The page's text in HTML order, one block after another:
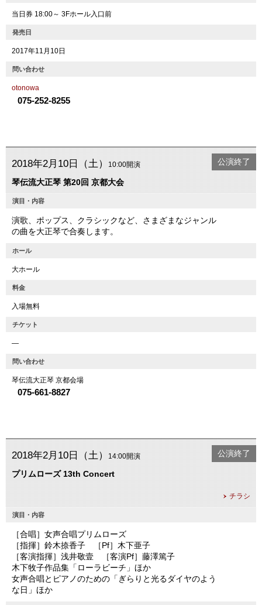
当日券 18:00～ 3Fホール入口前
発売日
2017年11月10日
問い合わせ
otonowa
075-252-8255
2018年2月10日（土）10:00開演
琴伝流大正琴 第20回 京都大会
公演終了
演目・内容
演歌、ポップス、クラシックなど、さまざまなジャンル
の曲を大正琴で合奏します。
ホール
大ホール
料金
入場無料
チケット
―
問い合わせ
琴伝流大正琴 京都会場
075-661-8827
2018年2月10日（土）14:00開演
プリムローズ 13th Concert
チラシ
公演終了
演目・内容
［合唱］女声合唱プリムローズ
［指揮］鈴木捺香子 ［Pf］木下亜子
［客演指揮］浅井敬壹 ［客演Pf］藤澤篤子
木下牧子作品集「ローラビーチ」ほか
女声合唱とピアノのための「ぎらりと光るダイヤのよう
な日」ほか